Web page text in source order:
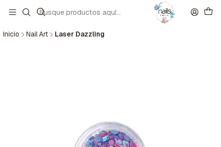
Inicio Nail Art Laser Dazzling